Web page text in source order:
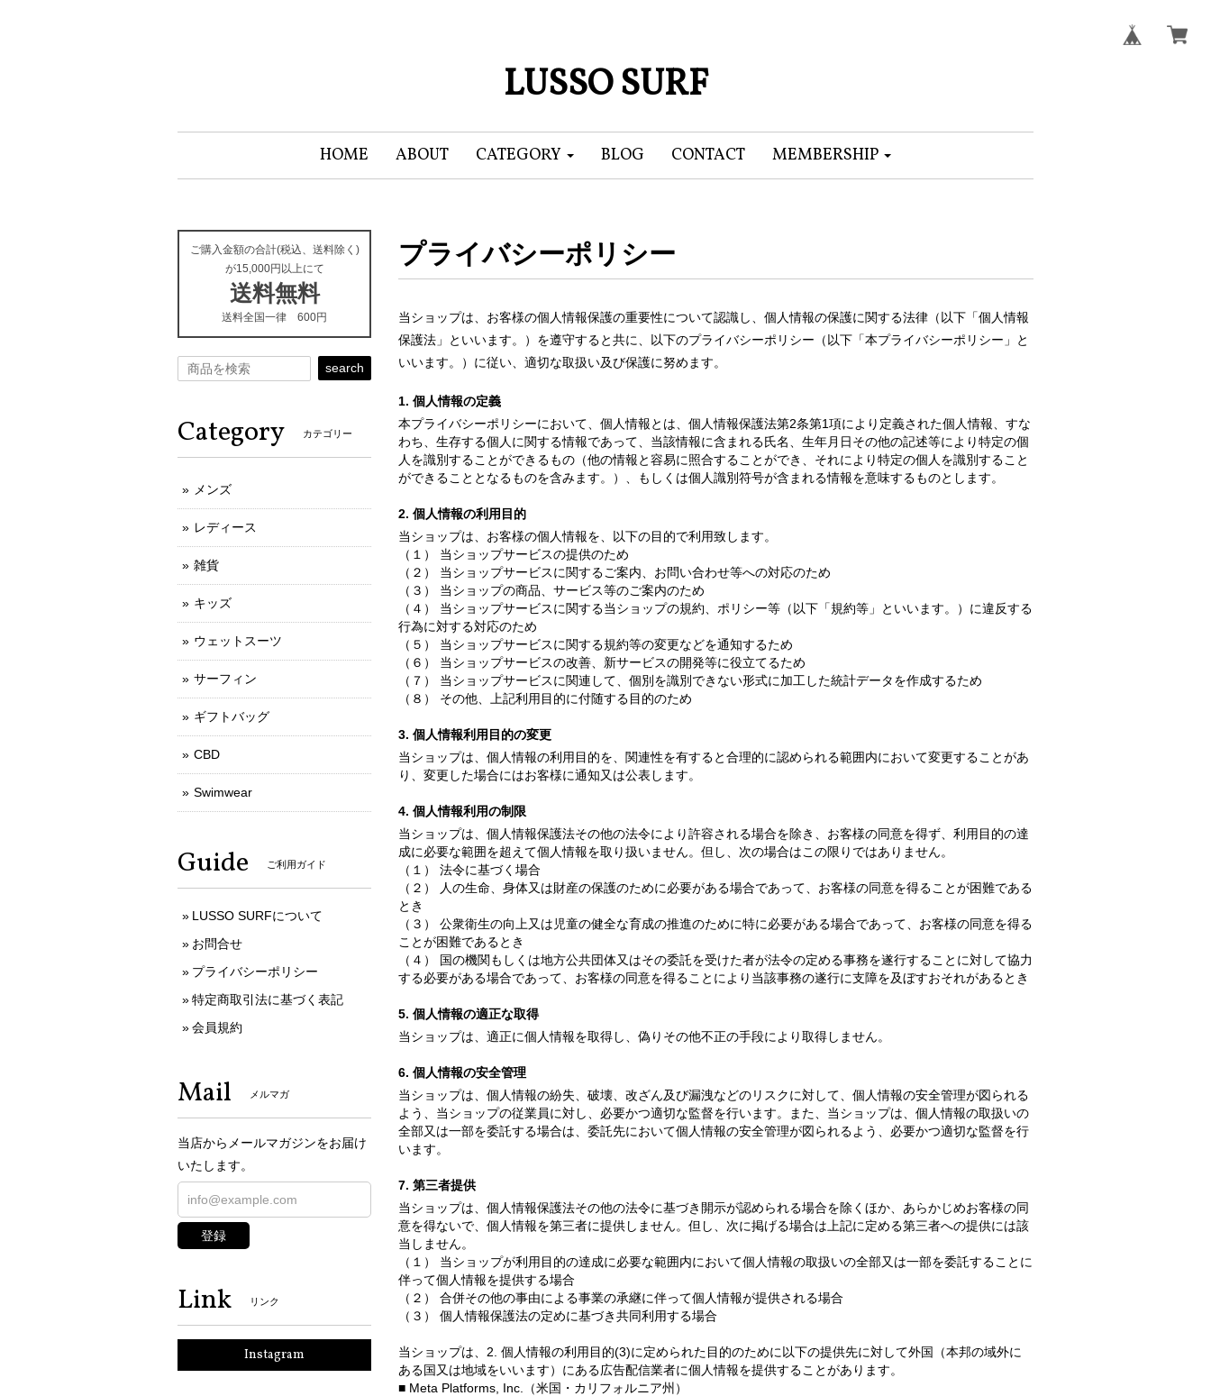
LUSSO SURF
HOME ABOUT CATEGORY BLOG CONTACT MEMBERSHIP
プライバシーポリシー
当ショップは、お客様の個人情報保護の重要性について認識し、個人情報の保護に関する法律（以下「個人情報
保護法」といいます。）を遵守すると共に、以下のプライバシーポリシー（以下「本プライバシーポリシー」と
いいます。）に従い、適切な取扱い及び保護に努めます。
1. 個人情報の定義
本プライバシーポリシーにおいて、個人情報とは、個人情報保護法第2条第1項により定義された個人情報、すな
わち、生存する個人に関する情報であって、当該情報に含まれる氏名、生年月日その他の記述等により特定の個
人を識別することができるもの（他の情報と容易に照合することができ、それにより特定の個人を識別すること
ができることとなるものを含みます。）、もしくは個人識別符号が含まれる情報を意味するものとします。
2. 個人情報の利用目的
当ショップは、お客様の個人情報を、以下の目的で利用致します。
（１） 当ショップサービスの提供のため
（２） 当ショップサービスに関するご案内、お問い合わせ等への対応のため
（３） 当ショップの商品、サービス等のご案内のため
（４） 当ショップサービスに関する当ショップの規約、ポリシー等（以下「規約等」といいます。）に違反する
行為に対する対応のため
（５） 当ショップサービスに関する規約等の変更などを通知するため
（６） 当ショップサービスの改善、新サービスの開発等に役立てるため
（７） 当ショップサービスに関連して、個別を識別できない形式に加工した統計データを作成するため
（８） その他、上記利用目的に付随する目的のため
3. 個人情報利用目的の変更
当ショップは、個人情報の利用目的を、関連性を有すると合理的に認められる範囲内において変更することがあ
り、変更した場合にはお客様に通知又は公表します。
4. 個人情報利用の制限
当ショップは、個人情報保護法その他の法令により許容される場合を除き、お客様の同意を得ず、利用目的の達
成に必要な範囲を超えて個人情報を取り扱いません。但し、次の場合はこの限りではありません。
（１） 法令に基づく場合
（２） 人の生命、身体又は財産の保護のために必要がある場合であって、お客様の同意を得ることが困難である
とき
（３） 公衆衛生の向上又は児童の健全な育成の推進のために特に必要がある場合であって、お客様の同意を得る
ことが困難であるとき
（４） 国の機関もしくは地方公共団体又はその委託を受けた者が法令の定める事務を遂行することに対して協力
する必要がある場合であって、お客様の同意を得ることにより当該事務の遂行に支障を及ぼすおそれがあるとき
5. 個人情報の適正な取得
当ショップは、適正に個人情報を取得し、偽りその他不正の手段により取得しません。
6. 個人情報の安全管理
当ショップは、個人情報の紛失、破壊、改ざん及び漏洩などのリスクに対して、個人情報の安全管理が図られる
よう、当ショップの従業員に対し、必要かつ適切な監督を行います。また、当ショップは、個人情報の取扱いの
全部又は一部を委託する場合は、委託先において個人情報の安全管理が図られるよう、必要かつ適切な監督を行
います。
7. 第三者提供
当ショップは、個人情報保護法その他の法令に基づき開示が認められる場合を除くほか、あらかじめお客様の同
意を得ないで、個人情報を第三者に提供しません。但し、次に掲げる場合は上記に定める第三者への提供には該
当しません。
（１） 当ショップが利用目的の達成に必要な範囲内において個人情報の取扱いの全部又は一部を委託することに
伴って個人情報を提供する場合
（２） 合併その他の事由による事業の承継に伴って個人情報が提供される場合
（３） 個人情報保護法の定めに基づき共同利用する場合
当ショップは、2. 個人情報の利用目的(3)に定められた目的のために以下の提供先に対して外国（本邦の域外に
ある国又は地域をいいます）にある広告配信業者に個人情報を提供することがあります。
■ Meta Platforms, Inc.（米国・カリフォルニア州）
ご購入金額の合計(税込、送料除く)
が15,000円以上にて
送料無料
送料全国一律 600円
search
Category カテゴリー
メンズ
レディース
雑貨
キッズ
ウェットスーツ
サーフィン
ギフトバッグ
CBD
Swimwear
Guide ご利用ガイド
LUSSO SURFについて
お問合せ
プライバシーポリシー
特定商取引法に基づく表記
会員規約
Mail メルマガ
当店からメールマガジンをお届け
いたします。
登録
Link リンク
Instagram